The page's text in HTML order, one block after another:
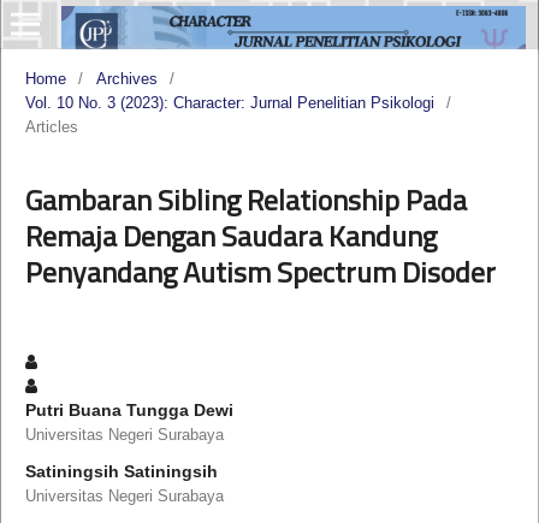
Home / Archives
/
Vol. 10 No. 3 (2023): Character: Jurnal Penelitian Psikologi
/
Articles
Gambaran Sibling Relationship Pada
Remaja Dengan Saudara Kandung
Penyandang Autism Spectrum Disoder
Putri Buana Tungga Dewi
Universitas Negeri Surabaya
Satiningsih Satiningsih
Universitas Negeri Surabaya